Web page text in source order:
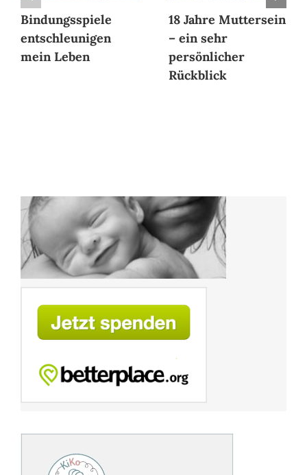
Bindungsspiele
entschleunigen
mein Leben
18 Jahre Muttersein
– ein sehr
persönlicher
Rückblick